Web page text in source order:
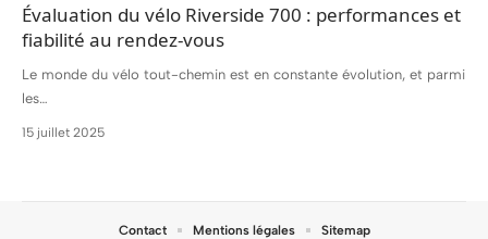
Évaluation du vélo Riverside 700 : performances et
fiabilité au rendez-vous
Le monde du vélo tout-chemin est en constante évolution, et parmi
les…
15 juillet 2025
Contact Mentions légales Sitemap